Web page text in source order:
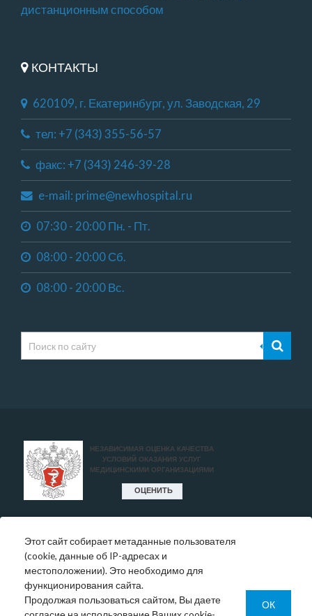
дистанционным способом
КОНТАКТЫ
620109, г. Екатеринбург, ул. Заводская, 29
тел: +7 (343) 355-56-57
факс: +7 (343) 246-39-28
e-mail: prime@newhospital.ru
07:30 - 20:00 Пн. - Пт.
08:00 - 20:00 Сб.
08:00 - 20:00 Вс.
* Цены, указанные на сайте, носят исключительно
информативный характер и могут быть в любое время
изменены.
Окончательную информация необходимо уточнять у
администратора в регистратуре или по телефону:
Этот сайт собирает метаданные пользователя
(cookie, данные об IP-адресах и
местоположении). Это необходимо для
функционирования сайта.
Продолжая пользоваться сайтом, Вы даете
ОК